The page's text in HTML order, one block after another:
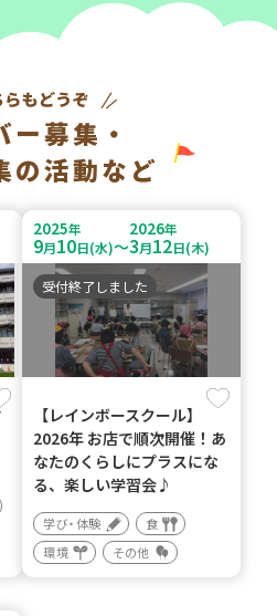
ー募集・
の活動など
2025年
9月10日(水)～
2026年
3月12日(木)
受付終了しました
【レインボースクール】
2026年 お店で順次開催！あ
なたのくらしにプラスにな
る、楽しい学習会♪
学び・体験
食
環境
その他